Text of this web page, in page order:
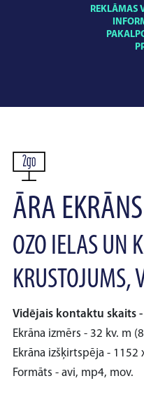
REKLĀMAS
ĀRA
OZO IELAS UN
KRUSTOJUMS,
Vidējais kontaktu skaits -
Ekrāna izmērs - 32 kv. m
Ekrāna izšķirtspēja - 1152
Formāts - avi, mp4, mov.